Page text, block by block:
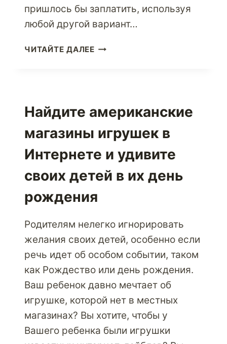
пришлось бы заплатить, используя
любой другой вариант…
ЧИТАЙТЕ ДАЛЕЕОТПРАВЛЯЙТЕ
ЛЕГКОСТЬЮ
С
ПОМОЩЬЮ
ЛУЧШЕЙ
КОМПАНИИ
ПО
ЭКСПЕДИРОВАНИЮ
ПОСЫЛОК
Найдите американские
магазины игрушек в
Интернете и удивите
своих детей в их день
рождения
Родителям нелегко игнорировать
желания своих детей, особенно если
речь идет об особом событии, таком
как Рождество или день рождения.
Ваш ребенок давно мечтает об
игрушке, которой нет в местных
магазинах? Вы хотите, чтобы у
Вашего ребенка были игрушки